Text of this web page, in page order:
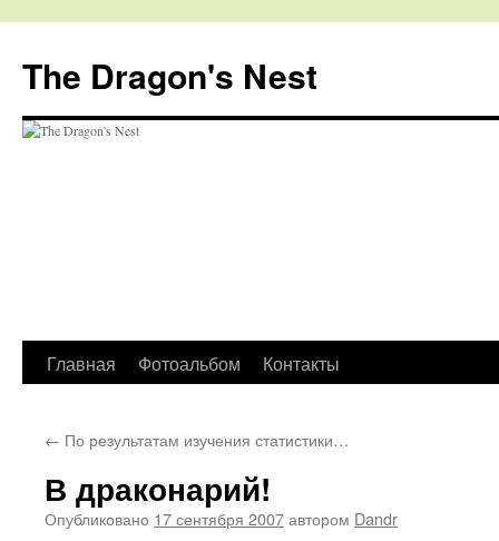
The Dragon's Nest
Перейти
содержимому
Главная Фотоальбом Контакты
← По результатам изучения статистики…
В драконарий!
Опубликовано 17 сентября 2007автором Dandr